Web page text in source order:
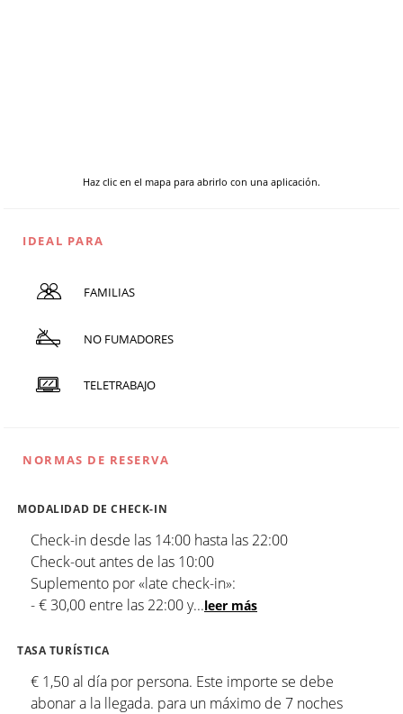
Haz clic en el mapa para abrirlo con una aplicación.
IDEAL PARA
FAMILIAS
NO FUMADORES
TELETRABAJO
NORMAS DE RESERVA
MODALIDAD DE CHECK-IN
Check-in desde las 14:00 hasta las 22:00
Check-out antes de las 10:00
Suplemento por «late check-in»:
- € 30,00 entre las 22:00 y...leer más
TASA TURÍSTICA
€ 1,50 al día por persona. Este importe se debe
abonar a la llegada. para un máximo de 7 noches